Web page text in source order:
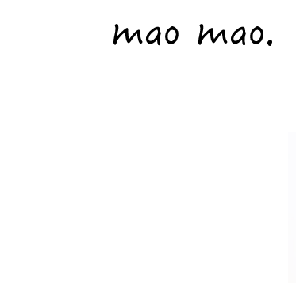
パピーのご購入・お問い合わせ